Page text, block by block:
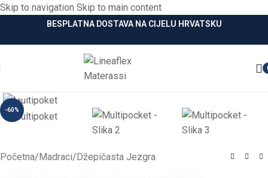
Skip to navigation Skip to main content
BESPLATNA DOSTAVA NA CIJELU HRVATSKU
-60%
Početna/ Madraci/ Džepičasta Jezgra